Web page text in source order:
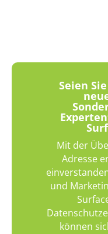
Seien
Mit der
Adresse
und
können